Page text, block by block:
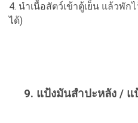
4. นำเนื้อสัตว์เข้าตู้เย็น แล้วพั
ได้)
9. แป้งมันสำปะหลัง /